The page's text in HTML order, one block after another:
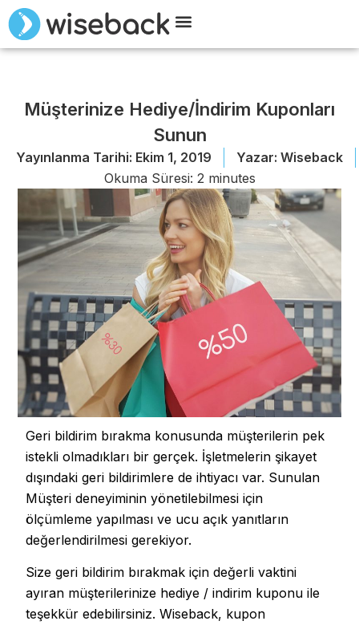
Müşterinize Hediye/İndirim Kuponları
Sunun
Yayınlanma Tarihi: Ekim 1, 2019 Yazar: Wiseback
Okuma Süresi: 2 minutes
Geri bildirim bırakma konusunda müşterilerin pek
istekli olmadıkları bir gerçek. İşletmelerin şikayet
dışındaki geri bildirimlere de ihtiyacı var. Sunulan
Müşteri deneyiminin yönetilebilmesi için
ölçümleme yapılması ve ucu açık yanıtların
değerlendirilmesi gerekiyor.
Size geri bildirim bırakmak için değerli vaktini
ayıran müşterilerinize hediye / indirim kuponu ile
teşekkür edebilirsiniz. Wiseback, kupon